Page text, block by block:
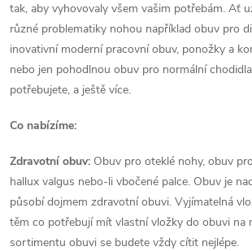
tak, aby vyhovovaly všem vašim potřebám. Ať
různé problematiky nohou například obuv pro
inovativní moderní pracovní obuv, ponožky a
nebo jen pohodlnou obuv pro normální
potřebujete, a ještě více.
Co nabízíme:
Zdravotní obuv: Obuv pro oteklé nohy, obuv
hallux valgus nebo-li vbočené palce. Obuv je
působí dojmem zdravotní obuvi. Vyjímatelná
těm co potřebují mít vlastní vložky do obuvi na
sortimentu obuvi se budete vždy cítit nejlépe.